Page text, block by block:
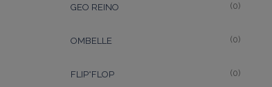
GEO REINO (0)
OMBELLE (0)
FLIP*FLOP (0)